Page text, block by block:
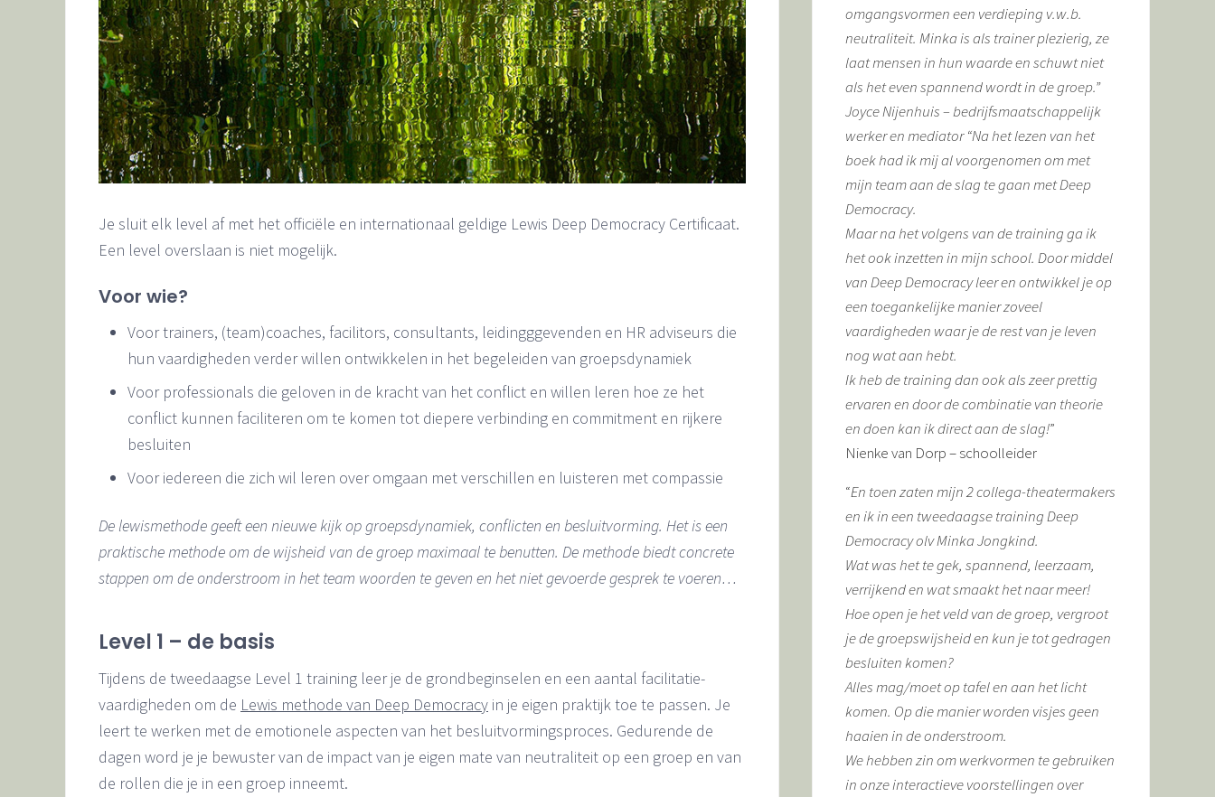
Je sluit elk level af met het officiële en internationaal geldige Lewis Deep Democracy Certificaat.
Een level overslaan is niet mogelijk.
Voor wie?
Voor trainers, (team)coaches, facilitors, consultants, leidingggevenden en HR adviseurs die
hun vaardigheden verder willen ontwikkelen in het begeleiden van groepsdynamiek
Voor professionals die geloven in de kracht van het conflict en willen leren hoe ze het
conflict kunnen faciliteren om te komen tot diepere verbinding en commitment en rijkere
besluiten
Voor iedereen die zich wil leren over omgaan met verschillen en luisteren met compassie
De lewismethode geeft een nieuwe kijk op groepsdynamiek, conflicten en besluitvorming. Het is een
praktische methode om de wijsheid van de groep maximaal te benutten. De methode biedt concrete
stappen om de onderstroom in het team woorden te geven en het niet gevoerde gesprek te voeren…
Level 1 – de basis
Tijdens de tweedaagse Level 1 training leer je de grondbeginselen en een aantal facilitatie-
vaardigheden om de Lewis methode van Deep Democracy in je eigen praktijk toe te passen. Je
leert te werken met de emotionele aspecten van het besluitvormingsproces. Gedurende de
dagen word je je bewuster van de impact van je eigen mate van neutraliteit op een groep en van
de rollen die je in een groep inneemt.
omgangsvormen een verdieping v.w.b.
neutraliteit. Minka is als trainer plezierig, ze
laat mensen in hun waarde en schuwt niet
als het even spannend wordt in de groep.”
Joyce Nijenhuis – bedrijfsmaatschappelijk
werker en mediator “Na het lezen van het
boek had ik mij al voorgenomen om met
mijn team aan de slag te gaan met Deep
Democracy.
Maar na het volgens van de training ga ik
het ook inzetten in mijn school. Door middel
van Deep Democracy leer en ontwikkel je op
een toegankelijke manier zoveel
vaardigheden waar je de rest van je leven
nog wat aan hebt.
Ik heb de training dan ook als zeer prettig
ervaren en door de combinatie van theorie
en doen kan ik direct aan de slag!”
Nienke van Dorp – schoolleider
“En toen zaten mijn 2 collega-theatermakers
en ik in een tweedaagse training Deep
Democracy olv Minka Jongkind.
Wat was het te gek, spannend, leerzaam,
verrijkend en wat smaakt het naar meer!
Hoe open je het veld van de groep, vergroot
je de groepswijsheid en kun je tot gedragen
besluiten komen?
Alles mag/moet op tafel en aan het licht
komen. Op die manier worden visjes geen
haaien in de onderstroom.
We hebben zin om werkvormen te gebruiken
in onze interactieve voorstellingen over